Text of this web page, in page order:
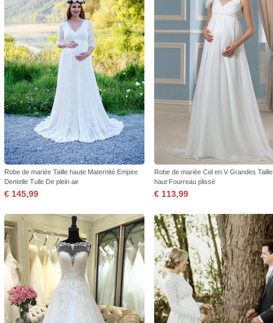
Robe de mariée Taille haute Maternité Empire
Dentelle Tulle De plein air
€ 145,99
Robe de mariée Col en V Grandes
haut Fourreau plissé
€ 113,99